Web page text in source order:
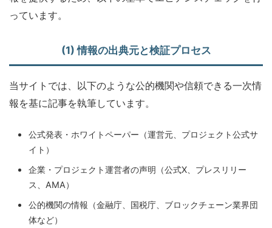
っています。
(1) 情報の出典元と検証プロセス
当サイトでは、以下のような公的機関や信頼できる一次情
報を基に記事を執筆しています。
公式発表・ホワイトペーパー（運営元、プロジェクト公式サ
イト）
企業・プロジェクト運営者の声明（公式X、プレスリリー
ス、AMA）
公的機関の情報（金融庁、国税庁、ブロックチェーン業界団
体など）